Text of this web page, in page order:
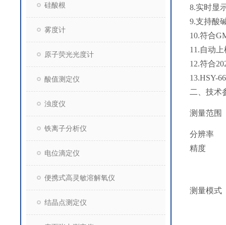
硅酸根
雾度计
原子荧光光度计
酸值测定仪
浊度仪
铁离子分析仪
电位滴定仪
便携式高灵敏溶解氧仪
结晶点测定仪
8.实时显
9.支持酸
10.符合
11.自动
12.符合
13.HSY-
二、技术
测量范围
分辨率
精度
测量模式